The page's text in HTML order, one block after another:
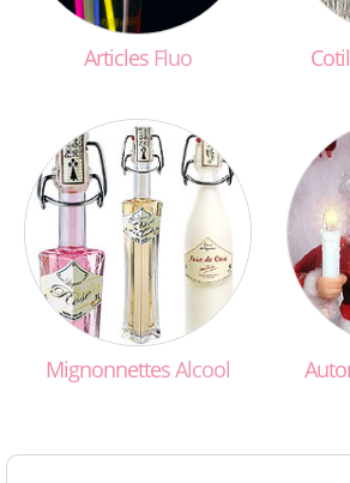
Articles Fluo
MignonnettesAlcool